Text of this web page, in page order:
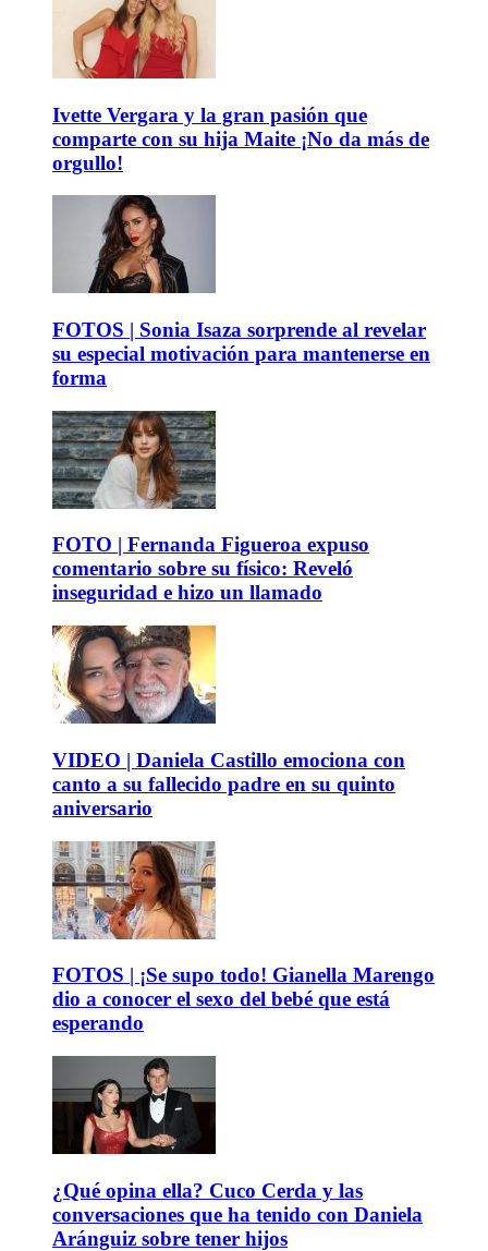
Ivette Vergara y la gran pasión que
comparte con su hija Maite ¡No da más de
orgullo!
FOTOS | Sonia Isaza sorprende al revelar
su especial motivación para mantenerse en
forma
FOTO | Fernanda Figueroa expuso
comentario sobre su físico: Reveló
inseguridad e hizo un llamado
VIDEO | Daniela Castillo emociona con
canto a su fallecido padre en su quinto
aniversario
FOTOS | ¡Se supo todo! Gianella Marengo
dio a conocer el sexo del bebé que está
esperando
¿Qué opina ella? Cuco Cerda y las
conversaciones que ha tenido con Daniela
Aránguiz sobre tener hijos